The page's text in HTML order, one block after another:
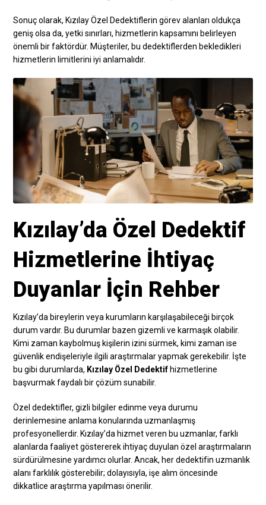
Sonuç olarak, Kızılay Özel Dedektiflerin görev alanları oldukça
geniş olsa da, yetki sınırları, hizmetlerin kapsamını belirleyen
önemli bir faktördür. Müşteriler, bu dedektiflerden bekledikleri
hizmetlerin limitlerini iyi anlamalıdır.
Kızılay’da Özel Dedektif
Hizmetlerine İhtiyaç
Duyanlar İçin Rehber
Kızılay’da bireylerin veya kurumların karşılaşabileceği birçok
durum vardır. Bu durumlar bazen gizemli ve karmaşık olabilir.
Kimi zaman kaybolmuş kişilerin izini sürmek, kimi zaman ise
güvenlik endişeleriyle ilgili araştırmalar yapmak gerekebilir. İşte
bu gibi durumlarda, Kızılay Özel Dedektif hizmetlerine
başvurmak faydalı bir çözüm sunabilir.
Özel dedektifler, gizli bilgiler edinme veya durumu
derinlemesine anlama konularında uzmanlaşmış
profesyonellerdir. Kızılay’da hizmet veren bu uzmanlar, farklı
alanlarda faaliyet göstererek ihtiyaç duyulan özel araştırmaların
sürdürülmesine yardımcı olurlar. Ancak, her dedektifin uzmanlık
alanı farklılık gösterebilir; dolayısıyla, işe alım öncesinde
dikkatlice araştırma yapılması önerilir.